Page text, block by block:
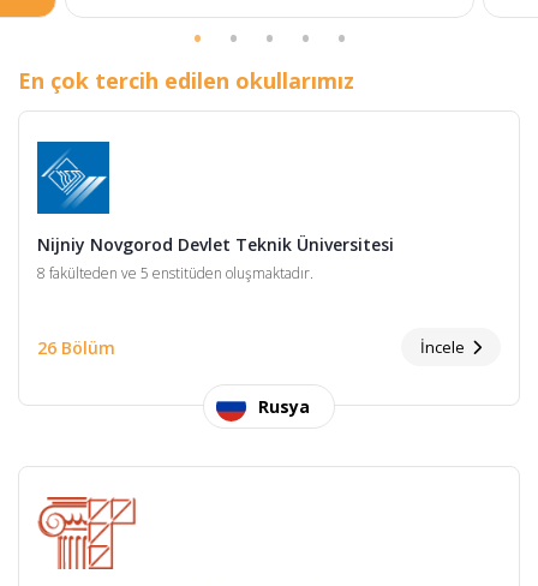
En çok tercih edilen okullarımız
Nijniy Novgorod Devlet Teknik Üniversitesi
8 fakülteden ve 5 enstitüden oluşmaktadır.
26 Bölüm İncele
Rusya